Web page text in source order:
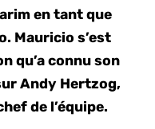
en tant que
Mauricio s’est
qu’a connu son
Andy Hertzog,
de l’équipe.